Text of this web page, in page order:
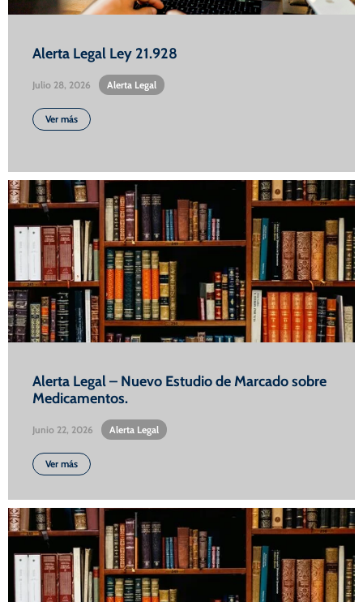
Alerta Legal Ley 21.928
Julio 28, 2026 Alerta Legal
Ver más
Alerta Legal – Nuevo Estudio de Marcado sobre
Medicamentos.
Junio 22, 2026 Alerta Legal
Ver más